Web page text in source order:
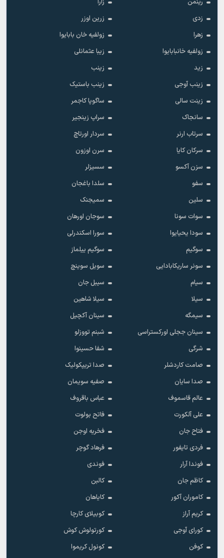
رینمن
زارا
زدی
زرین اوزر
زهرا
زولفیه خان بابایوا
زولفیه خانبابایوا
زیبا عثمانلی
زید
زینب
زینب آوجی
زینب باستیک
زینت سالی
ساگوپا کاجمر
سانجاک
سراپ زینجیر
سرتاب ارنر
سردار اورتاچ
سرکان کایا
سرن اوزون
سزن آکسو
سسیزلر
سفو
سلدا باغجان
سلین
سمیجنک
سوات سونا
سوجان اورهان
سودا یحیایوا
سورا اسکندرلی
سوگیم
سوگیم ییلماز
سونر ساریکابادایی
سویل سوینچ
سیام
سیبل جان
سیلا
سیلا شاهین
سیمگه
سینان آکچیل
سینان ججلی اورکستراسی
شبنم تووزلو
شرگی
شفا حسینوا
صامت کاردشلر
صدا تریپکولیک
صدا سایان
صفیه سویمان
عالم قاسموف
عباس باقروف
علی آلکورت
فاتح بولوت
فتاح جان
فخریه اوجن
فردی تایفور
فرهاد گوچر
فوندا آرار
فوندی
کاظم جان
کالبن
کاموران آکور
کایاهان
کریم آراز
کوبیلای کارچا
کورای آوجی
کورتولوش کوش
کوفن
کونول کریموا